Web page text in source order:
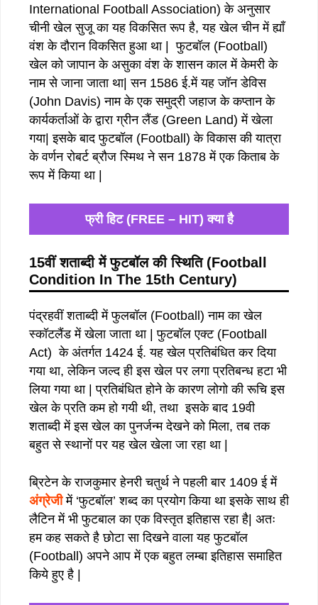
International Football Association) के अनुसार
चीनी खेल सुजू का यह विकसित रूप है, यह खेल चीन में ह्याँ
वंश के दौरान विकसित हुआ था | फुटबॉल (Football)
खेल को जापान के असुका वंश के शासन काल में केमरी के
नाम से जाना जाता था| सन 1586 ई.में यह जॉन डेविस
(John Davis) नाम के एक समुद्री जहाज के कप्तान के
कार्यकर्ताओं के द्वारा ग्रीन लैंड (Green Land) में खेला
गया| इसके बाद फुटबॉल (Football) के विकास की यात्रा
के वर्णन रोबर्ट ब्रौज स्मिथ ने सन 1878 में एक किताब के
रूप में किया था |
फ्री हिट (FREE – HIT) क्या है
15वीं शताब्दी में फुटबॉल की स्थिति (Football
Condition In The 15th Century)
पंद्रहवीं शताब्दी में फुलबॉल (Football) नाम का खेल
स्कॉटलैंड में खेला जाता था | फुटबॉल एक्ट (Football
Act) के अंतर्गत 1424 ई. यह खेल प्रतिबंधित कर दिया
गया था, लेकिन जल्द ही इस खेल पर लगा प्रतिबन्ध हटा भी
लिया गया था | प्रतिबंधित होने के कारण लोगो की रूचि इस
खेल के प्रति कम हो गयी थी, तथा इसके बाद 19वी
शताब्दी में इस खेल का पुनर्जन्म देखने को मिला, तब तक
बहुत से स्थानों पर यह खेल खेला जा रहा था |
ब्रिटेन के राजकुमार हेनरी चतुर्थ ने पहली बार 1409 ई में
अंग्रेजीमें ‘फुटबॉल’ शब्द का प्रयोग किया था इसके साथ ही
लैटिन में भी फुटबाल का एक विस्तृत इतिहास रहा है| अतः
हम कह सकते है छोटा सा दिखने वाला यह फुटबॉल
(Football) अपने आप में एक बहुत लम्बा इतिहास समाहित
किये हुए है |